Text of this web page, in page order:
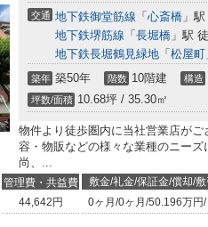
交通 地下鉄御堂筋線 「 心斎橋 」
地下鉄堺筋線 「 長堀橋 」駅
地下鉄長堀鶴見緑地 「 松屋町
築年 築50年 階数 10階建 構造
坪数/面積 10.68坪 / 35.30㎡
物件より徒歩圏内に当社営業店が
容・物販などの様々な業種のニーズ
尚、...
管理費・共益費 敷金/礼金/保証金/償却/敷
44,642円 0ヶ月 /0ヶ月 /50.196万円/